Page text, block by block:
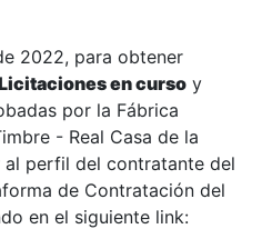
2022, para obtener
en curso y
por la Fábrica
- Real Casa de la
al perfil del contratante del
de Contratación del
en el siguiente link: